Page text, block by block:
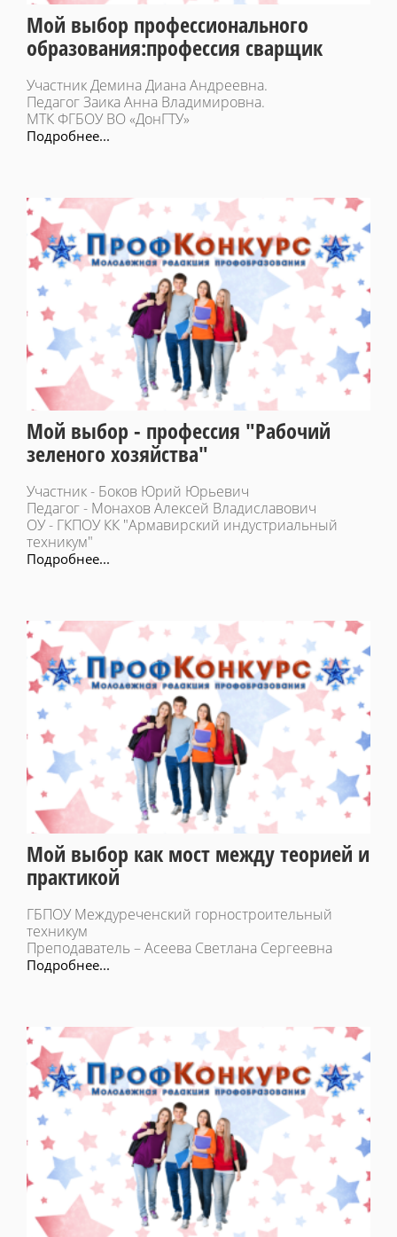
Мой выбор профессионального
образования:профессия сварщик
Участник Демина Диана Андреевна.
Педагог Заика Анна Владимировна.
МТК ФГБОУ ВО «ДонГТУ»
Подробнее...
Мой выбор - профессия "Рабочий
зеленого хозяйства"
Участник - Боков Юрий Юрьевич
Педагог - Монахов Алексей Владиславович
ОУ - ГКПОУ КК "Армавирский индустриальный
техникум"
Подробнее...
Мой выбор как мост между теорией и
практикой
ГБПОУ Междуреченский горностроительный
техникум
Преподаватель – Асеева Светлана Сергеевна
Подробнее...